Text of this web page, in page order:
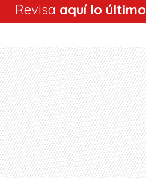
Revisa aquí lo último